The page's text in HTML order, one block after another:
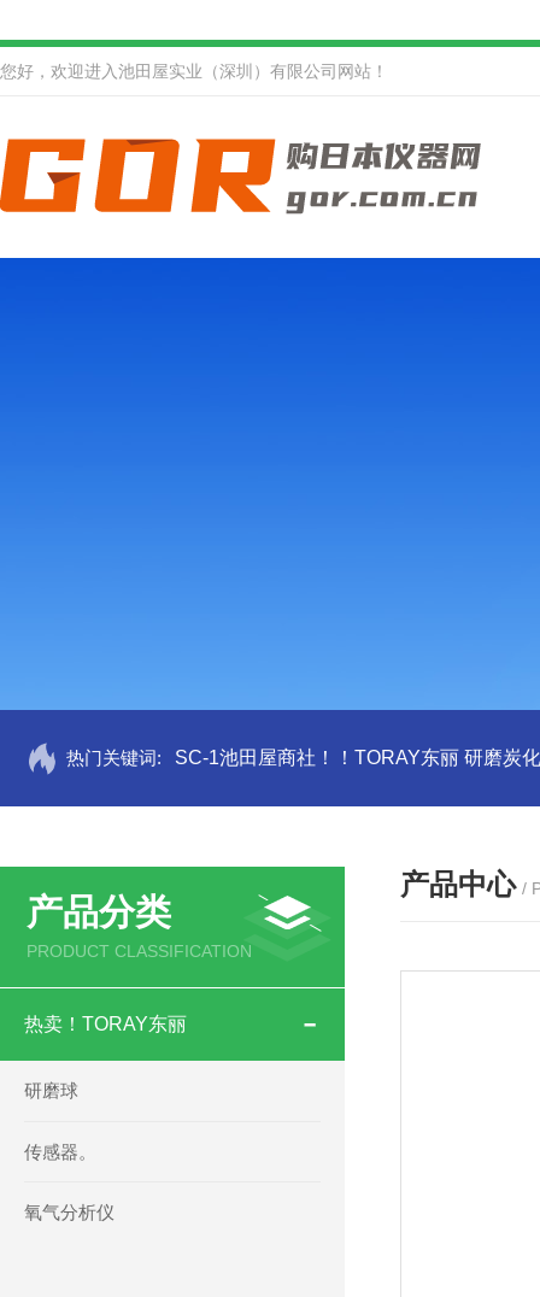
您好，欢迎进入池田屋实业（深圳）有限公司网站！
热门关键词: SC-1池田屋商社！！TORAY东丽 研磨炭
产品分类
PRODUCT CLASSIFICATION
热卖！TORAY东丽
研磨球
传感器。
氧气分析仪
产品中心 /